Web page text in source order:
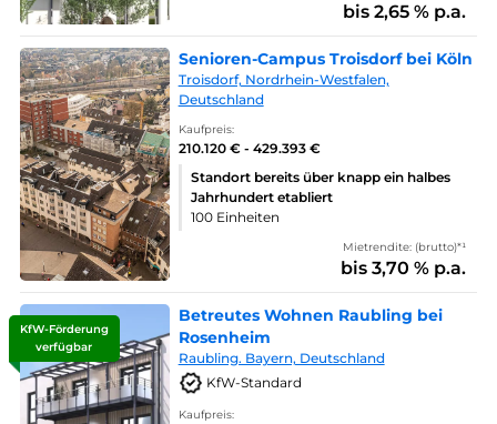
bis 2,65 % p.a.
Senioren-Campus Troisdorf bei Köln
Troisdorf, Nordrhein-Westfalen,
Deutschland
Kaufpreis:
210.120 € - 429.393 €
Standort bereits über knapp ein halbes
Jahrhundert etabliert
100 Einheiten
Mietrendite: (brutto)*¹
bis 3,70 % p.a.
KfW-Förderung
verfügbar
Betreutes Wohnen Raubling bei
Rosenheim
Raubling. Bayern, Deutschland
KfW-Standard
Kaufpreis: